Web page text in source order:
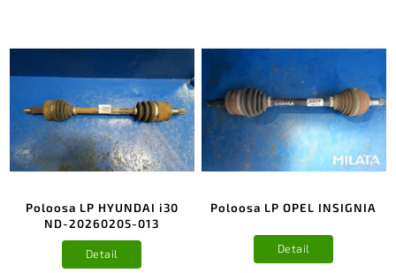
Poloosa LP HYUNDAI i30
ND-20260205-013
Detail
Poloosa LP OPEL INSIGNIA
Detail